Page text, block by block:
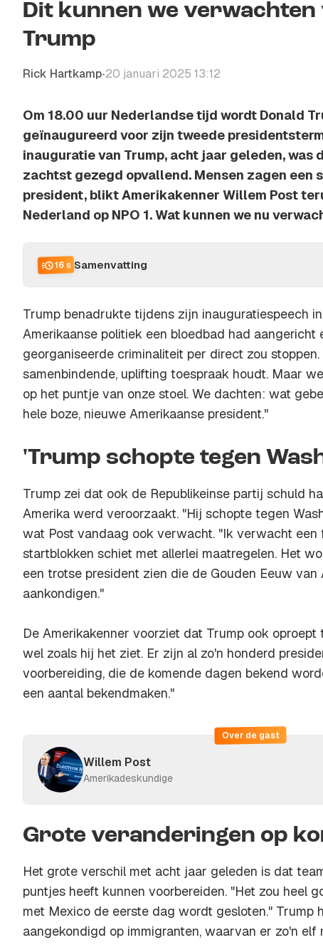
Dit kunnen we
Trump
Rick Hartkamp•20 januari 2025 13:12
Om 18.00 uur Nederlandse tijd wordt Donald
geïnaugureerd voor zijn tweede
inauguratie van Trump, acht jaar geleden, was
zachtst gezegd opvallend. Mensen zagen een
president, blikt Amerikakenner Willem Post
Nederland op NPO 1. Wat kunnen we nu
16 s Samenvatting
Trump benadrukte tijdens zijn inauguratiespeech
Amerikaanse politiek een bloedbad had aangericht
georganiseerde criminaliteit per direct zou
samenbindende, uplifting toespraak houdt. Maar
op het puntje van onze stoel. We dachten: wat
hele boze, nieuwe Amerikaanse president."
'Trump schopte tegen
Trump zei dat ook de Republikeinse partij schuld
Amerika werd veroorzaakt. "Hij schopte tegen
wat Post vandaag ook verwacht. "Ik verwacht een
startblokken schiet met allerlei maatregelen. Het
een trotse president zien die de Gouden Eeuw van
aankondigen."
De Amerikakenner voorziet dat Trump ook oproept
wel zoals hij het ziet. Er zijn al zo'n honderd
voorbereiding, die de komende dagen bekend
een aantal bekendmaken."
Over de gast
Willem Post
Amerikadeskundige
Grote veranderingen op
Het grote verschil met acht jaar geleden is dat
puntjes heeft kunnen voorbereiden. "Het zou heel
met Mexico de eerste dag wordt gesloten." Trump
aangekondigd op immigranten, waarvan er zo'n elf